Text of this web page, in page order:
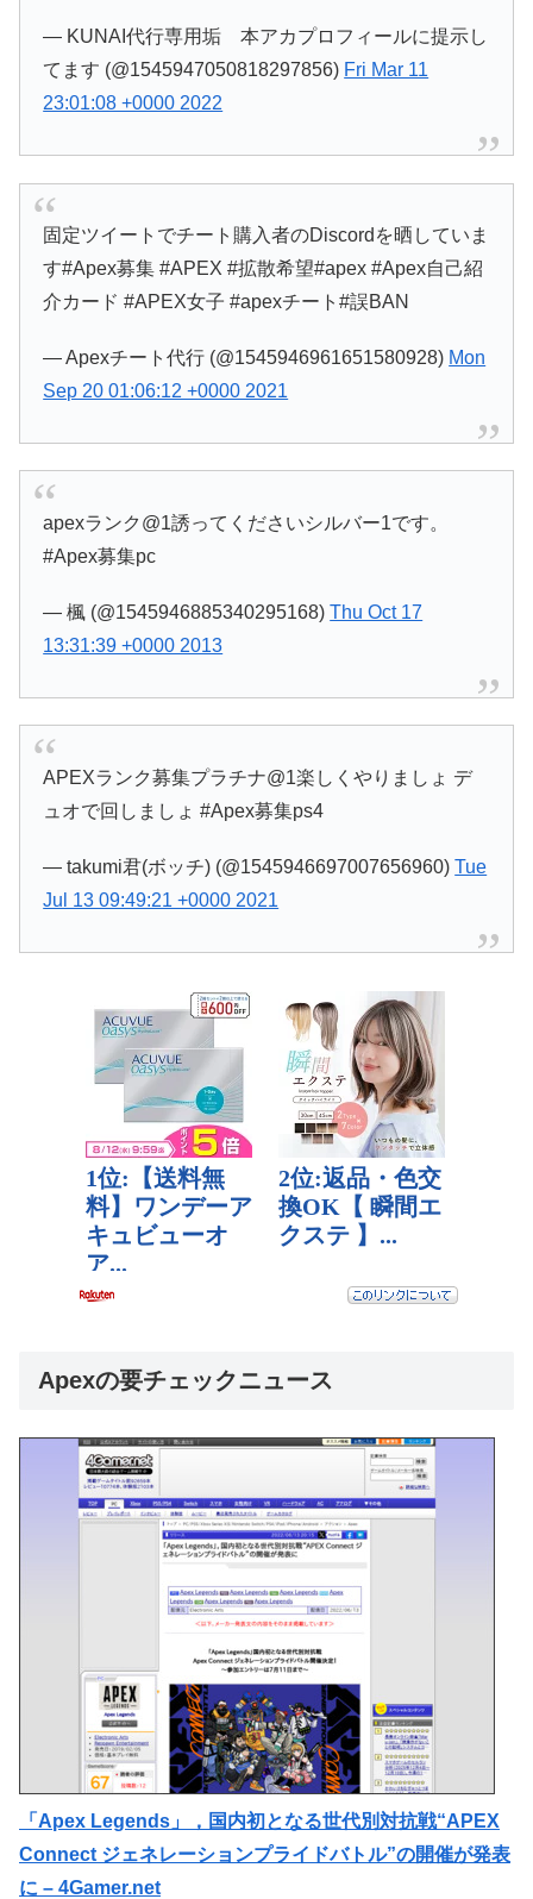
— KUNAI代行専用垢 本アカプロフィールに提示し
てます (@1545947050818297856) Fri Mar 11
23:01:08 +0000 2022
固定ツイートでチート購入者のDiscordを晒していま
す#Apex募集 #APEX #拡散希望#apex #Apex自己紹
介カード #APEX女子 #apexチート#誤BAN
— Apexチート代行 (@1545946961651580928) Mon
Sep 20 01:06:12 +0000 2021
apexランク@1誘ってくださいシルバー1です。
#Apex募集pc
— 楓 (@1545946885340295168)Thu Oct 17
13:31:39 +0000 2013
APEXランク募集プラチナ@1楽しくやりましょ デ
ュオで回しましょ #Apex募集ps4
— takumi君(ボッチ) (@1545946697007656960)Tue
Jul 13 09:49:21 +0000 2021
Apexの要チェックニュース
「Apex Legends」，国内初となる世代別対抗戦“APEX
Connect ジェネレーションプライドバトル”の開催が発表
に – 4Gamer.net